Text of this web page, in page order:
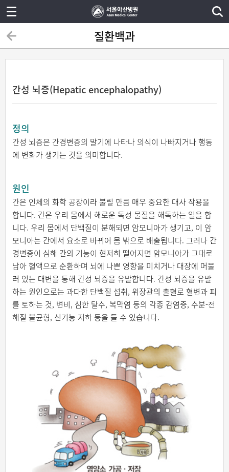
질환백과
간성 뇌증(Hepatic encephalopathy)
정의
간성 뇌증은 간경변증의 말기에 나타나 의식이 나빠지거나 행동
에 변화가 생기는 것을 의미합니다.
원인
간은 인체의 화학 공장이라 불릴 만큼 매우 중요한 대사 작용을
합니다. 간은 우리 몸에서 해로운 독성 물질을 해독하는 일을 합
니다. 우리 몸에서 단백질이 분해되면 암모니아가 생기고, 이 암
모니아는 간에서 요소로 바뀌어 몸 밖으로 배출됩니다. 그러나 간
경변증이 심해 간의 기능이 현저히 떨어지면 암모니아가 그대로
남아 혈액으로 순환하며 뇌에 나쁜 영향을 미치거나 대장에 머물
러 있는 대변을 통해 간성 뇌증을 유발합니다. 간성 뇌증을 유발
하는 원인으로는 과다한 단백질 섭취, 위장관의 출혈로 혈변과 피
를 토하는 것, 변비, 심한 탈수, 복막염 등의 각종 감염증, 수분-전
해질 불균형, 신기능 저하 등을 들 수 있습니다.